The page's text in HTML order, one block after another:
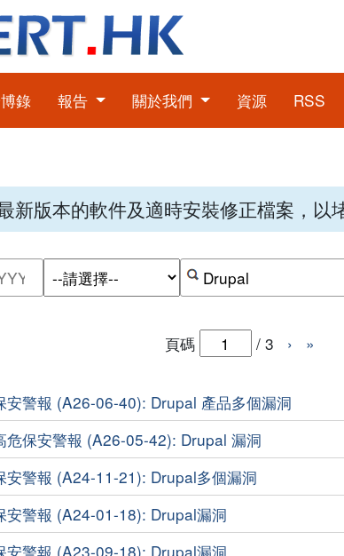
錄 報告 關於我們 資源 RSS
新版本的軟件及適時安裝修正檔案，以
日期範圍的開始日期，格式為日日-月月-年年年年。
請輸入搜尋日期範圍的結束日期，格式為日
按關鍵字或 CVE ID 搜尋
頁碼 / 3 › »
安警報 (A26-06-40): Drupal 產品多個漏洞
危保安警報 (A26-05-42): Drupal 漏洞
安警報 (A24-11-21): Drupal多個漏洞
安警報 (A24-01-18): Drupal漏洞
安警報 (A23-09-18): Drupal漏洞